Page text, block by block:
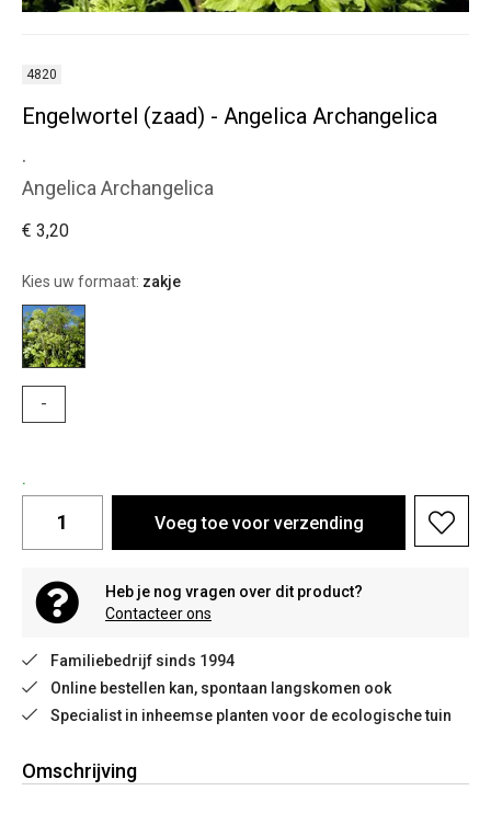
4820
Engelwortel (zaad) - Angelica Archangelica
.
Angelica Archangelica
€ 3,20
Kies uw formaat: zakje
-
.
Voeg toe voor verzending
Heb je nog vragen over dit product?
Contacteer ons
Familiebedrijf sinds 1994
Online bestellen kan, spontaan langskomen ook
Specialist in inheemse planten voor de ecologische tuin
Omschrijving